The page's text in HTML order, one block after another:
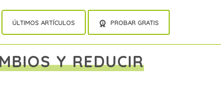
ÚLTIMOS ARTÍCULOS PROBAR GRATIS
Y REDUCIR